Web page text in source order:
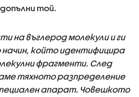
той.
на въглерод молекули и ги
начин, който идентифицира
фрагменти. След
тяхното разпределение
апарат. Човешкото